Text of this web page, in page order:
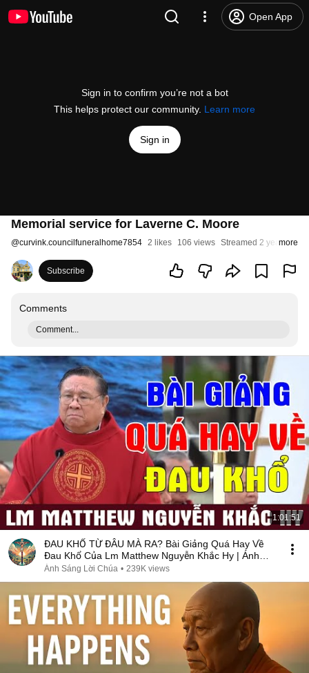
Open App
Sign in to confirm you’re not a bot
This helps protect our community. Learn more
Sign in
Memorial service for Laverne C. Moore
@curvink.councilfuneralhome7854 2 likes 106 views Streamed 2 years ago
more
Subscribe
Comments
Comment...
1:01:51
ĐAU KHỔ TỪ ĐÂU MÀ RA? Bài Giảng Quá Hay Về
Đau Khổ Của Lm Matthew Nguyễn Khắc Hy | Ánh
Sáng Lời Chúa
Ánh Sáng Lời Chúa • 239K views